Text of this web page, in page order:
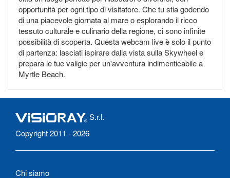
opportunità per ogni tipo di visitatore. Che tu stia godendo
di una piacevole giornata al mare o esplorando il ricco
tessuto culturale e culinario della regione, ci sono infinite
possibilità di scoperta. Questa webcam live è solo il punto
di partenza: lasciati ispirare dalla vista sulla Skywheel e
prepara le tue valigie per un'avventura indimenticabile a
Myrtle Beach.
S.r.l.
Copyright 2011 - 2026
Chi siamo